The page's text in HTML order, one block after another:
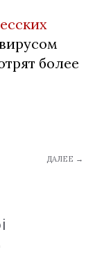
более
ДАЛЕЕ →